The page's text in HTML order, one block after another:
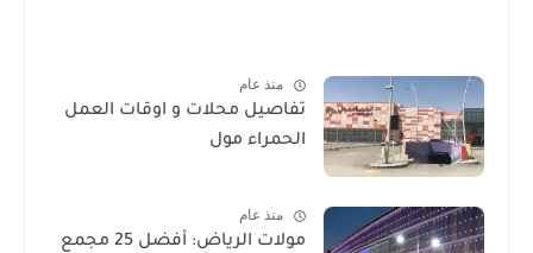
منذ عام
تفاصيل محلات و اوقات العمل
الحمراء مول
منذ عام
مولات الرياض: أفضل 25 مجمع